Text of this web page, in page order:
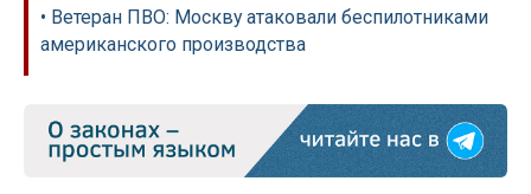
• Ветеран ПВО: Москву атаковали беспилотниками
американского производства